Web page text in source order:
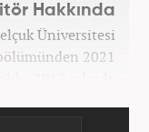
Hakkında
Üniversitesi
2021
2017 yılında